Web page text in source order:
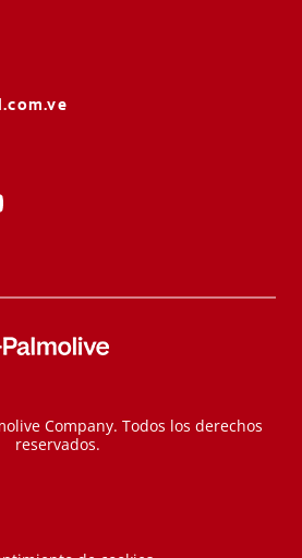
Company. Todos los derechos
reservados.